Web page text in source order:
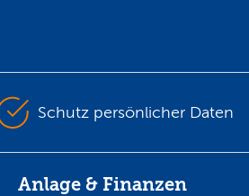
Schutz persönlicher Daten
Anlage & Finanzen